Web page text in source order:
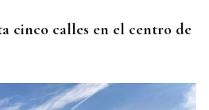
cinco calles en el centro de